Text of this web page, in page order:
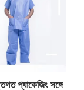
প্যাকেজিং সঙ্গে